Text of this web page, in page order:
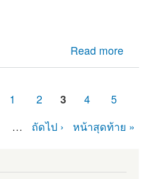
Read more
1 2 3 4
5
… ถัดไป › หน้าสุดท้าย »